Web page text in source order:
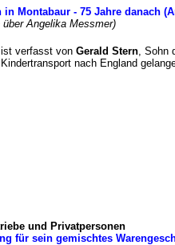
Montabaur - 75 Jahre danach
über Angelika Messmer)
ist verfasst von Gerald Stern, Sohn
nach England
und Privatpersonen
für sein gemischtes